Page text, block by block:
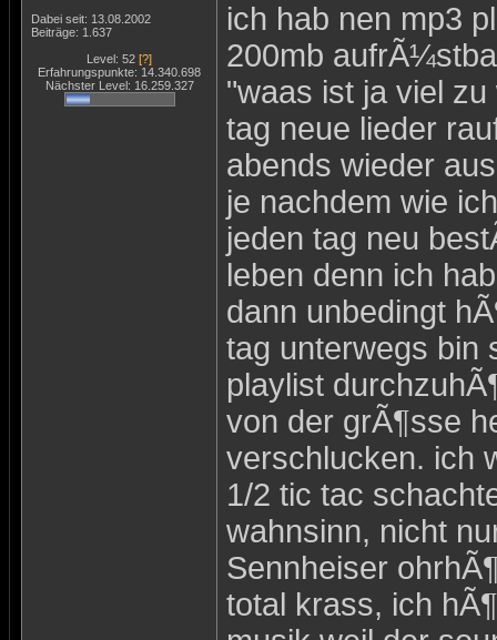
Dabei seit: 13.08.2002
Beiträge: 1.637
Level: 52 [?]
Erfahrungspunkte: 14.340.698
Nächster Level: 16.259.327
ich hab nen mp3
200mb
"waas ist ja viel
tag neue lieder
abends wieder
je nachdem wie
jeden tag neu
leben denn ich
dann unbedingt
tag unterwegs bin
playlist
von der grÃ¶sse
verschlucken. ich
1/2 tic tac
wahnsinn, nicht
Sennheiser
total krass, ich